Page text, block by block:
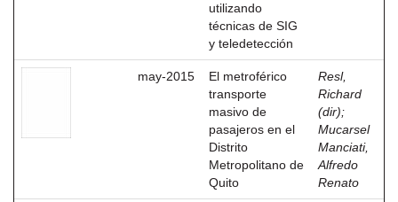
utilizando
técnicas de SIG
y teledetección
may-2015
El metroférico
transporte
masivo de
pasajeros en el
Distrito
Metropolitano de
Quito
Resl,
Richard
(dir);
Mucarsel
Manciati,
Alfredo
Renato